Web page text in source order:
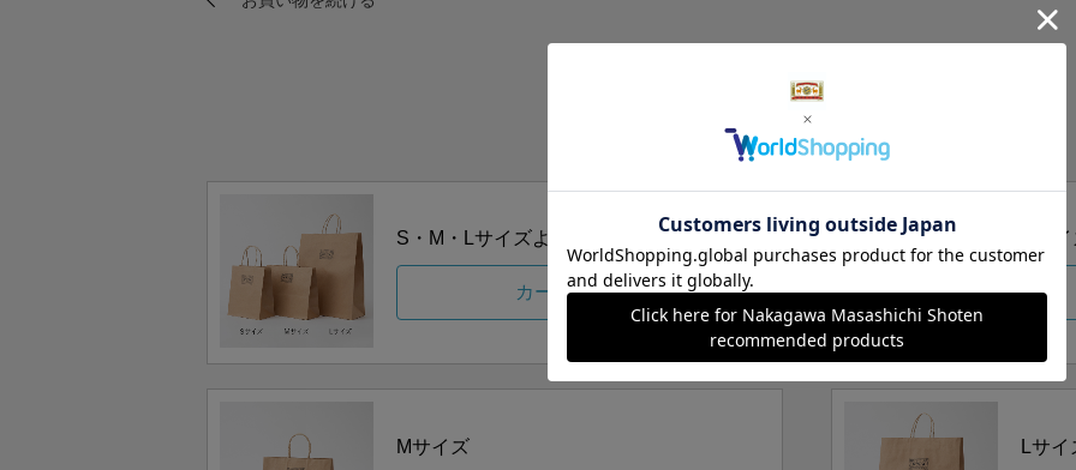
手提げ袋（有料）はこちら
S・M・Lの3つサイズをご用意しております。
S・M・Lサイズより当店にお任せ
カートに入れる
Sサ
Mサイズ Lサイ